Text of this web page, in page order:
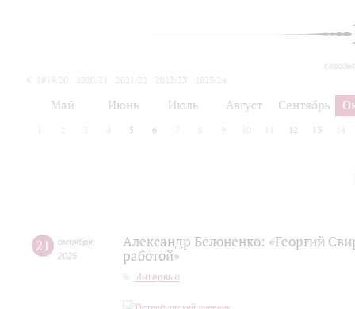
2019/20 2020/21 2021/22 2022/23
2023/24
Май Июнь Июль Август Сентябрь
2 3 4 5 6 7 8 9 10 12 13 14
21 октября
2025
Александр Белоненко: «Георгий
работой»
Интервью